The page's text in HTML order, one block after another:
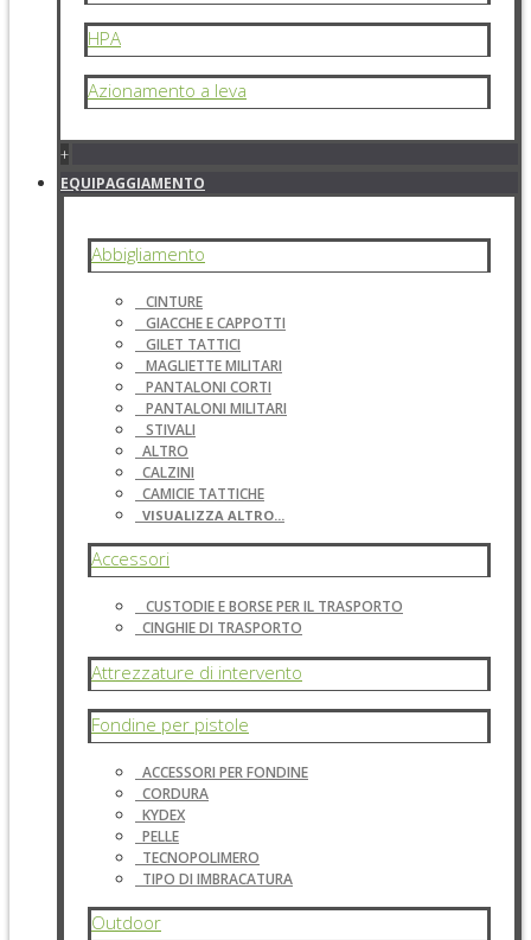
HPA
Azionamento a leva
+
EQUIPAGGIAMENTO
Abbigliamento
CINTURE
GIACCHE E CAPPOTTI
GILET TATTICI
MAGLIETTE MILITARI
PANTALONI CORTI
PANTALONI MILITARI
STIVALI
ALTRO
CALZINI
CAMICIE TATTICHE
VISUALIZZA ALTRO...
Accessori
CUSTODIE E BORSE PER IL TRASPORTO
CINGHIE DI TRASPORTO
Attrezzature di intervento
Fondine per pistole
ACCESSORI PER FONDINE
CORDURA
KYDEX
PELLE
TECNOPOLIMERO
TIPO DI IMBRACATURA
Outdoor